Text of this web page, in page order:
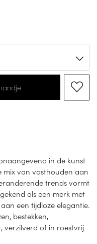
in de kunst
mix van vasthouden aan
trends vormt
als een merk met
een tijdloze elegantie.
bestekken,
verzilverd of in roestvrij